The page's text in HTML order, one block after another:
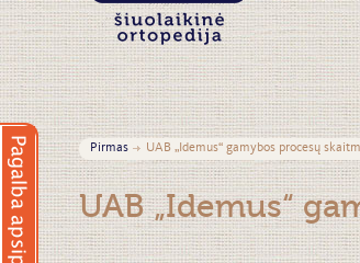
Pirmas UAB „Idemus“ gamybos procesų
UAB „Idemus“